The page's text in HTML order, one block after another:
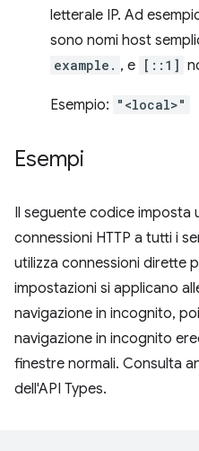
letterale IP. Ad
sono nomi host
example. , e [::1]
Esempio: "<local>"
Esempi
Il seguente codice imposta
connessioni HTTP a tutti i
utilizza connessioni dirette
impostazioni si applicano
navigazione in incognito,
navigazione in incognito
finestre normali. Consulta
dell'API Types.